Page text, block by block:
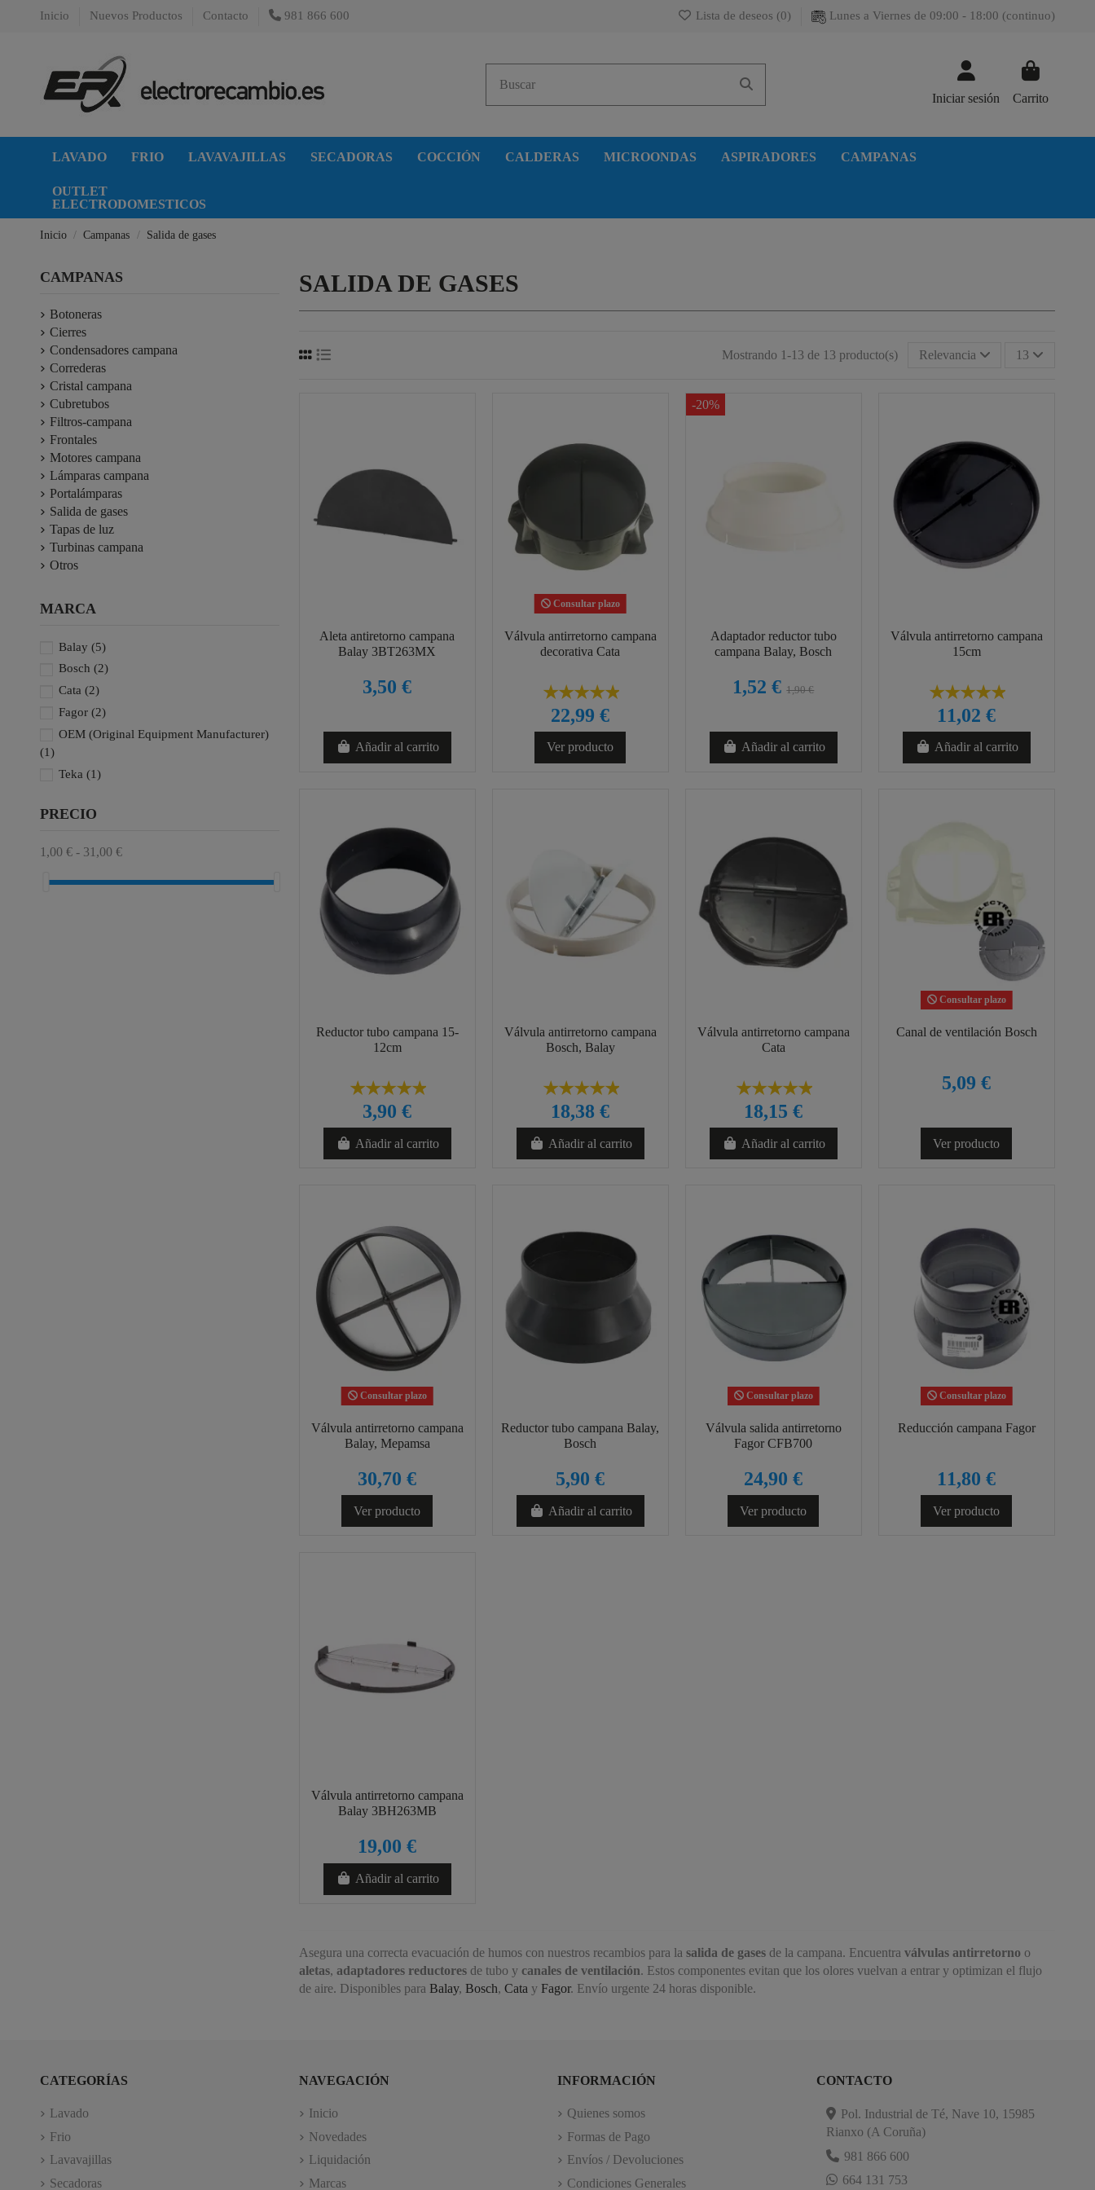
Inicio Nuevos Productos Contacto 981 866 600 Lista de deseos (0) Lunes a Viernes de 09:00 - 18:00 (continuo)
Iniciar sesión Carrito
LAVADO FRIO LAVAVAJILLAS SECADORAS COCCIÓN CALDERAS MICROONDAS ASPIRADORES CAMPANAS
OUTLET
ELECTRODOMESTICOS
Inicio Campanas Salida de gases
SALIDA DE GASES
Mostrando 1-13 de 13 producto(s) Relevancia 13
Aleta antiretorno campana
Balay 3BT263MX
3,50 €
Añadir al carrito
Consultar plazo
Válvula antirretorno campana
decorativa Cata
22,99 €
Ver producto
-20%
Adaptador reductor tubo
campana Balay, Bosch
1,52 €1,90 €
Añadir al carrito
Válvula antirretorno campana
15cm
11,02 €
Añadir al carrito
Reductor tubo campana 15-
12cm
3,90 €
Añadir al carrito
Válvula antirretorno campana
Bosch, Balay
18,38 €
Añadir al carrito
Válvula antirretorno campana
Cata
18,15 €
Añadir al carrito
Consultar plazo
Canal de ventilación Bosch
5,09 €
Ver producto
Consultar plazo
Válvula antirretorno campana
Balay, Mepamsa
30,70 €
Ver producto
Reductor tubo campana Balay,
Bosch
5,90 €
Añadir al carrito
Consultar plazo
Válvula salida antirretorno
Fagor CFB700
24,90 €
Ver producto
Consultar plazo
Reducción campana Fagor
11,80 €
Ver producto
Válvula antirretorno campana
Balay 3BH263MB
19,00 €
Añadir al carrito
Asegura una correcta evacuación de humos con nuestros recambios para la salida de gasesde la campana. Encuentra válvulas antirretorno o
aletas, adaptadores reductoresde tubo y canales de ventilación. Estos componentes evitan que los olores vuelvan a entrar y optimizan el flujo
de aire. Disponibles para Balay, Bosch, Cata y Fagor. Envío urgente 24 horas disponible.
CAMPANAS
Botoneras
Cierres
Condensadores campana
Correderas
Cristal campana
Cubretubos
Filtros-campana
Frontales
Motores campana
Lámparas campana
Portalámparas
Salida de gases
Tapas de luz
Turbinas campana
Otros
MARCA
Balay (5)
Bosch (2)
Cata (2)
Fagor (2)
OEM (Original Equipment Manufacturer)
(1)
Teka (1)
PRECIO
1,00 € - 31,00 €
CATEGORÍAS
Lavado
Frio
Lavavajillas
Secadoras
NAVEGACIÓN
Inicio
Novedades
Liquidación
Marcas
INFORMACIÓN
Quienes somos
Formas de Pago
Envíos / Devoluciones
Condiciones Generales
CONTACTO
Pol. Industrial de Té, Nave 10, 15985
Rianxo (A Coruña)
981 866 600
664 131 753